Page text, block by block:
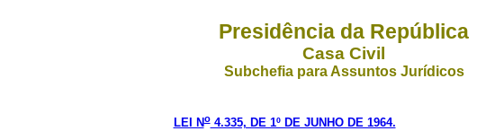
Presidência da República
Casa Civil
Subchefia para Assuntos Jurídicos
LEI No4.335, DE 1º DE JUNHO DE 1964.